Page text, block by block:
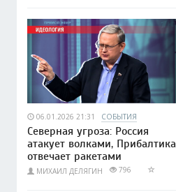
06.01.2026 21:31 СОБЫТИЯ
Северная угроза: Россия
атакует волками, Прибалтика
отвечает ракетами
МИХАИЛ ДЕЛЯГИН 796